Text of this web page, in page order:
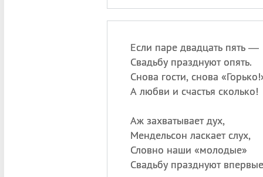
Если паре двадцать пять —
Свадьбу празднуют опять.
Снова гости, снова
А любви и счастья сколько!
Аж захватывает дух,
Мендельсон ласкает слух,
Словно наши «молодые»
Свадьбу празднуют